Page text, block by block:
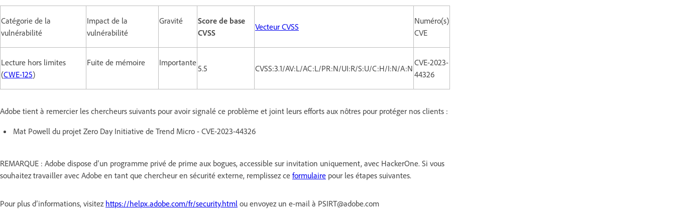
Catégorie de la
vulnérabilité
Impact de la
vulnérabilité
Gravité
Score de base
CVSS
Vecteur CVSS
Numéro(s)
CVE
Lecture hors limites
(CWE-125)
Fuite de mémoire Importante
5.5 CVSS:3.1/AV:L/AC:L/PR:N/UI:R/S:U/C:H/I:N/A:N
CVE-2023-
44326
Adobe tient à remercier les chercheurs suivants pour avoir signalé ce problème et joint leurs efforts aux nôtres pour protéger nos clients :
Mat Powell du projet Zero Day Initiative de Trend Micro - CVE-2023-44326
REMARQUE : Adobe dispose d’un programme privé de prime aux bogues, accessible sur invitation uniquement, avec HackerOne. Si vous
souhaitez travailler avec Adobe en tant que chercheur en sécurité externe, remplissez ce formulaire pour les étapes suivantes.
Pour plus d’informations, visitez https://helpx.adobe.com/fr/security.html ou envoyez un e-mail à PSIRT@adobe.com